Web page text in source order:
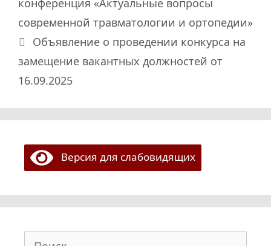
конференция «Актуальные вопросы
современной травматологии и ортопедии»
Объявление о проведении конкурса на
замещение вакантных должностей от
16.09.2025
Версия для слабовидящих